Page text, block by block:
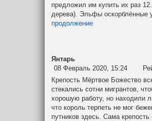
предложил им купить их раз
дерева). Эльфы
продолжение
Янтарь
08 Февраль 2020, 15:24
Крепость Мёртвое Божество
стекались сотни мигрантов,
хорошую работу, но находили
что король терпеть не мог
путников здесь. Сама